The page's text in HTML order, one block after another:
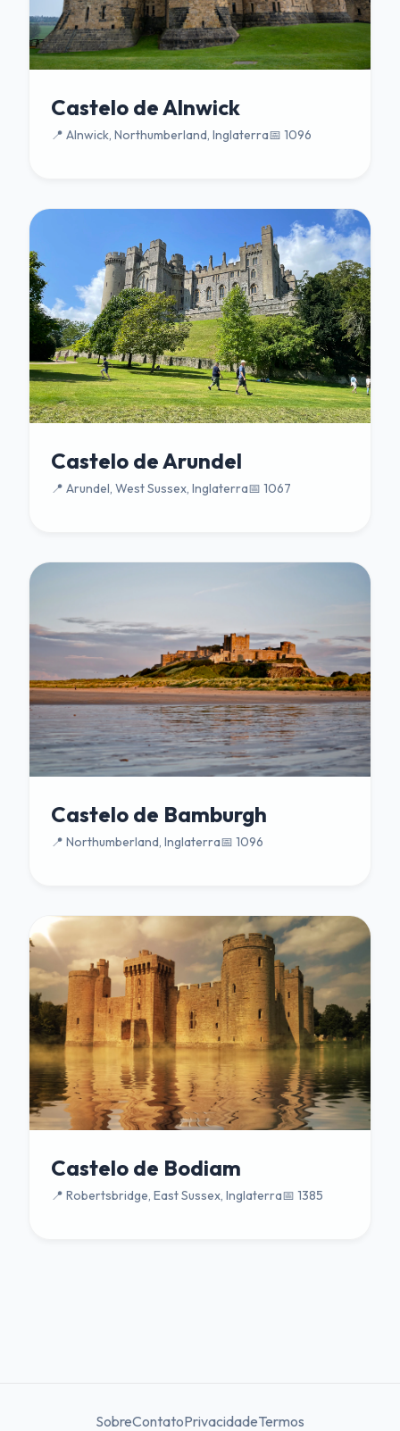
Castelo de Alnwick
📍 Alnwick, Northumberland, Inglaterra📅 1096
Castelo de Arundel
📍 Arundel, West Sussex, Inglaterra📅 1067
Castelo de Bamburgh
📍 Northumberland, Inglaterra📅 1096
Castelo de Bodiam
📍 Robertsbridge, East Sussex, Inglaterra📅 1385
SobreContatoPrivacidadeTermos